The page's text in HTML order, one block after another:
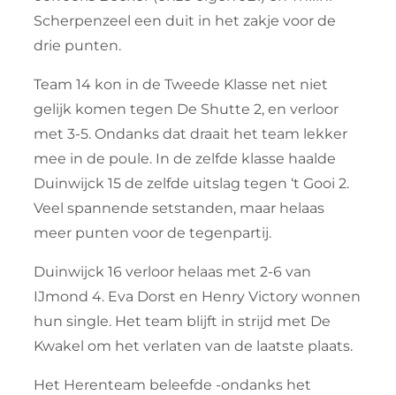
Scherpenzeel een duit in het zakje voor de
drie punten.
Team 14 kon in de Tweede Klasse net niet
gelijk komen tegen De Shutte 2, en verloor
met 3-5. Ondanks dat draait het team lekker
mee in de poule. In de zelfde klasse haalde
Duinwijck 15 de zelfde uitslag tegen ‘t Gooi 2.
Veel spannende setstanden, maar helaas
meer punten voor de tegenpartij.
Duinwijck 16 verloor helaas met 2-6 van
IJmond 4. Eva Dorst en Henry Victory wonnen
hun single. Het team blijft in strijd met De
Kwakel om het verlaten van de laatste plaats.
Het Herenteam beleefde -ondanks het